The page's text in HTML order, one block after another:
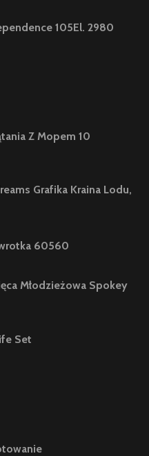
105El. 2980
Z Mopem 10
Grafika Kraina Lodu,
60560
Młodzieżowa Spokey
Set